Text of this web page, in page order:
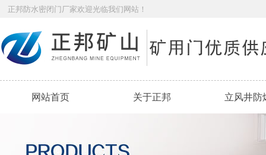
正邦防水密闭门厂家欢迎光临我们网站！
网站首页 关于正邦 立风井防